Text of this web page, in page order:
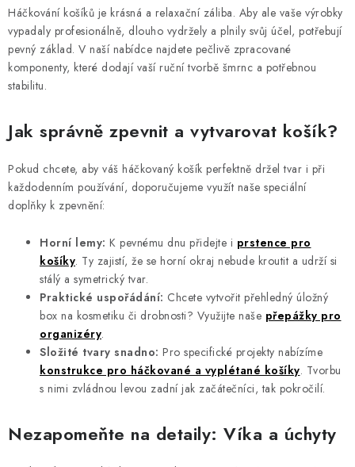
v
k
y
v
p
i
s
u
v
á
n
í
Háčkování košíků je krásná a relaxační záliba. Aby ale vaše výrobky
vypadaly profesionálně, dlouho vydržely a plnily svůj účel, potřebují
pevný základ. V naší nabídce najdete pečlivě zpracované
komponenty, které dodají vaší ruční tvorbě šmrnc a potřebnou
stabilitu.
Jak správně zpevnit a vytvarovat košík?
Pokud chcete, aby váš háčkovaný košík perfektně držel tvar i při
každodenním používání, doporučujeme využít naše speciální
doplňky k zpevnění:
Horní lemy: K pevnému dnu přidejte i prstence pro
košíky. Ty zajistí, že se horní okraj nebude kroutit a udrží si
stálý a symetrický tvar.
Praktické uspořádání: Chcete vytvořit přehledný úložný
box na kosmetiku či drobnosti? Využijte naše přepážky pro
organizéry.
Složité tvary snadno: Pro specifické projekty nabízíme
konstrukce pro háčkované a vyplétané košíky. Tvorbu
s nimi zvládnou levou zadní jak začátečníci, tak pokročilí.
Nezapomeňte na detaily: Víka a úchyty